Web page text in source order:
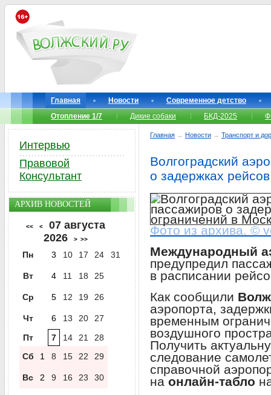
Главная Новости
Современное детство
Отопление 1/7
Дикие собаки БКД-2025
Главная → Новости → Транспорт и
Волгоградский
о задержках
Фото из архива. ©
Международный
предупредил
в расписании
Как сообщили
аэропорта,
временным
воздушного
Получить
следование
справочной
на онлайн-табло
Интервью
Правовой
Консультант
АРХИВ НОВОСТЕЙ
<< <
07 августа
2026
> >>
Пн 3 10 17 24 31
Вт 4 11 18 25
Ср 5 12 19 26
Чт 6 13 20
27
Пт
7 14 21
28
Сб
1 8 15 22 29
Вс 2 9 16 23 30